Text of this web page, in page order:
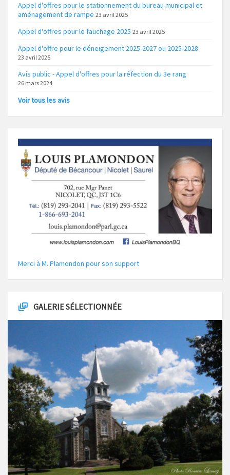
Appel d'offres pour le stationnement du bureau municipal et
aménagement de rampe 23 avril 2025
Appel d'offres pour le fauchage 2025 23 avril 2025
Appel d'offre pour le déneigement 2025-2027 ou 2025-2028
23 avril 2025
Avis public - Appel d'offres pour la réfection du 3e rang
26 mars 2024
Voir tous les avis
Merci à M. Plamondon pour son support
GALERIE SÉLECTIONNÉE